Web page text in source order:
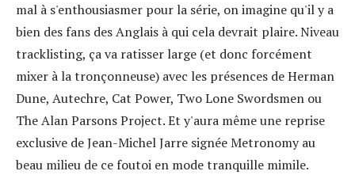
mal à s'enthousiasmer pour la série, on imagine qu'il y a
bien des fans des Anglais à qui cela devrait plaire. Niveau
tracklisting, ça va ratisser large (et donc forcément
mixer à la tronçonneuse) avec les présences de Herman
Dune, Autechre, Cat Power, Two Lone Swordsmen ou
The Alan Parsons Project. Et y'aura même une reprise
exclusive de Jean-Michel Jarre signée Metronomy au
beau milieu de ce foutoi en mode tranquille mimile.